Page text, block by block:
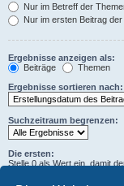
Nur im Betreff der
Nur im ersten Beitrag
Ergebnisse anzeigen als:
Beiträge
Themen
Ergebnisse sortieren nach:
Suchzeitraum begrenzen:
Die ersten:
Stelle 0 als Wert ein, damit